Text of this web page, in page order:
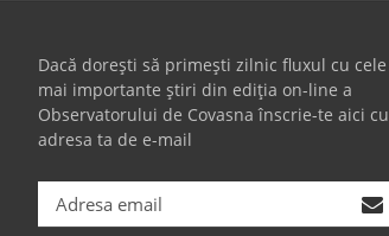
Dacă dorești să primești zilnic fluxul cu cele
mai importante știri din ediția on-line a
Observatorului de Covasna înscrie-te aici cu
adresa ta de e-mail